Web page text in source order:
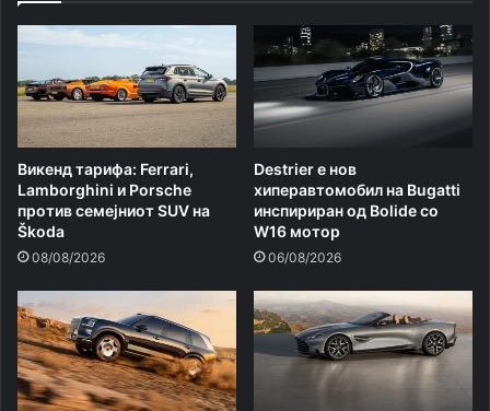
Викенд тарифа: Ferrari,
Lamborghini и Porsche
против семејниот SUV на
Škoda
08/08/2026
Destrier е нов
хиперавтомобил на Bugatti
инспириран од Bolide со
W16 мотор
06/08/2026